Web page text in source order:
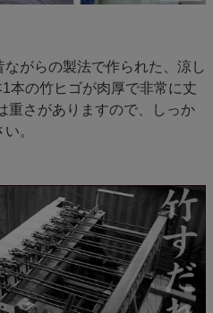
がらの製法で作られた、涼し
本の竹ヒゴが肉厚で非常に丈
重さがありますので、しっか
。